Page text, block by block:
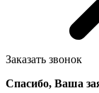
Заказать звонок
Спасибо, Ваша